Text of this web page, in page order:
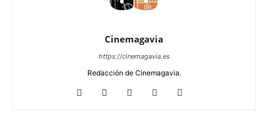
Cinemagavia
https://cinemagavia.es
Redacción de Cinemagavia.